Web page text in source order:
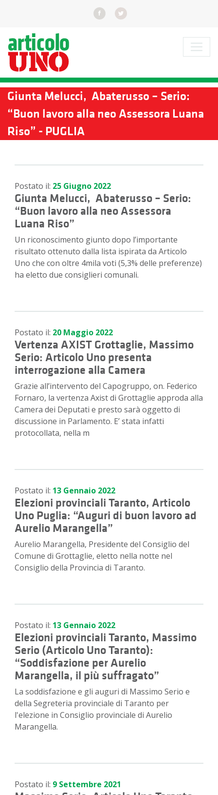
Giunta Melucci, Abaterusso – Serio:
“Buon lavoro alla neo Assessora Luana
Riso” - PUGLIA
Postato il: 25 Giugno 2022
Giunta Melucci, Abaterusso – Serio:
“Buon lavoro alla neo Assessora
Luana Riso”
Un riconoscimento giunto dopo l’importante
risultato ottenuto dalla lista ispirata da Articolo
Uno che con oltre 4mila voti (5,3% delle preferenze)
ha eletto due consiglieri comunali.
Postato il: 20 Maggio 2022
Vertenza AXIST Grottaglie, Massimo
Serio: Articolo Uno presenta
interrogazione alla Camera
Grazie all’intervento del Capogruppo, on. Federico
Fornaro, la vertenza Axist di Grottaglie approda alla
Camera dei Deputati e presto sarà oggetto di
discussione in Parlamento. E’ stata infatti
protocollata, nella m
Postato il: 13 Gennaio 2022
Elezioni provinciali Taranto, Articolo
Uno Puglia: “Auguri di buon lavoro ad
Aurelio Marangella”
Aurelio Marangella, Presidente del Consiglio del
Comune di Grottaglie, eletto nella notte nel
Consiglio della Provincia di Taranto.
Postato il: 13 Gennaio 2022
Elezioni provinciali Taranto, Massimo
Serio (Articolo Uno Taranto):
“Soddisfazione per Aurelio
Marangella, il più suffragato”
La soddisfazione e gli auguri di Massimo Serio e
della Segreteria provinciale di Taranto per
l'elezione in Consiglio provinciale di Aurelio
Marangella.
Postato il: 9 Settembre 2021